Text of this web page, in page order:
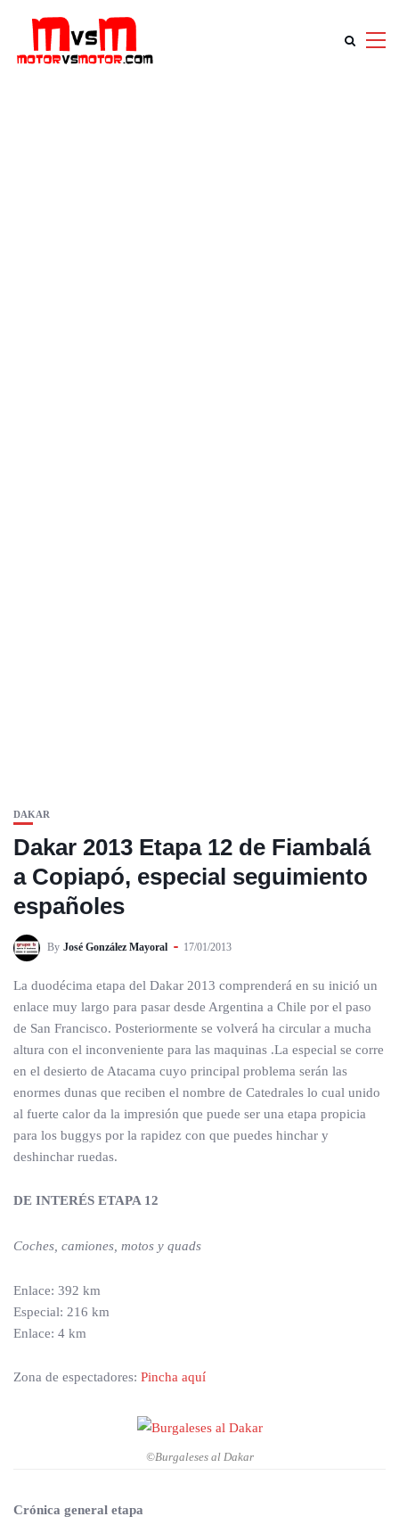
DAKAR
Dakar 2013 Etapa 12 de Fiambalá
a Copiapó, especial seguimiento
españoles
By José González Mayoral 17/01/2013
La duodécima etapa del Dakar 2013 comprenderá en su inició un
enlace muy largo para pasar desde Argentina a Chile por el paso
de San Francisco. Posteriormente se volverá ha circular a mucha
altura con el inconveniente para las maquinas .La especial se corre
en el desierto de Atacama cuyo principal problema serán las
enormes dunas que reciben el nombre de Catedrales lo cual unido
al fuerte calor da la impresión que puede ser una etapa propicia
para los buggys por la rapidez con que puedes hinchar y
deshinchar ruedas.
DE INTERÉS ETAPA 12
Coches, camiones, motos y quads
Enlace: 392 km
Especial: 216 km
Enlace: 4 km
Zona de espectadores: Pincha aquí
©Burgaleses al Dakar
Crónica general etapa